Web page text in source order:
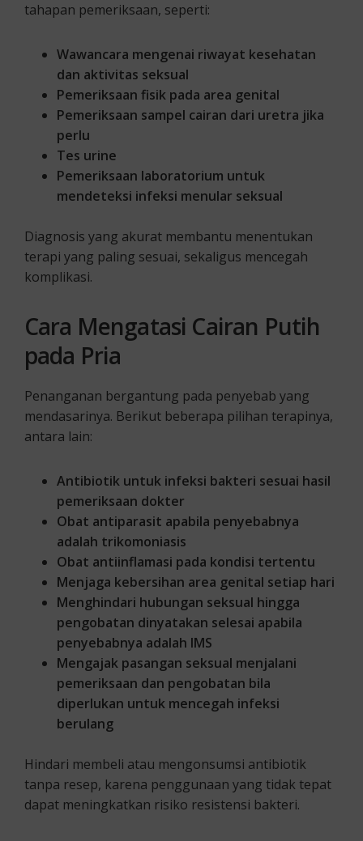
tahapan pemeriksaan, seperti:
Wawancara mengenai riwayat kesehatan
dan aktivitas seksual
Pemeriksaan fisik pada area genital
Pemeriksaan sampel cairan dari uretra jika
perlu
Tes urine
Pemeriksaan laboratorium untuk
mendeteksi infeksi menular seksual
Diagnosis yang akurat membantu menentukan
terapi yang paling sesuai, sekaligus mencegah
komplikasi.
Cara Mengatasi Cairan Putih
pada Pria
Penanganan bergantung pada penyebab yang
mendasarinya. Berikut beberapa pilihan terapinya,
antara lain:
Antibiotik untuk infeksi bakteri sesuai hasil
pemeriksaan dokter
Obat antiparasit apabila penyebabnya
adalah trikomoniasis
Obat antiinflamasi pada kondisi tertentu
Menjaga kebersihan area genital setiap hari
Menghindari hubungan seksual hingga
pengobatan dinyatakan selesai apabila
penyebabnya adalah IMS
Mengajak pasangan seksual menjalani
pemeriksaan dan pengobatan bila
diperlukan untuk mencegah infeksi
berulang
Hindari membeli atau mengonsumsi antibiotik
tanpa resep, karena penggunaan yang tidak tepat
dapat meningkatkan risiko resistensi bakteri.